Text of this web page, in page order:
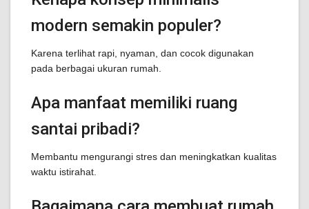
modern semakin populer?
Karena terlihat rapi, nyaman, dan cocok digunakan
pada berbagai ukuran rumah.
Apa manfaat memiliki ruang
santai pribadi?
Membantu mengurangi stres dan meningkatkan kualitas
waktu istirahat.